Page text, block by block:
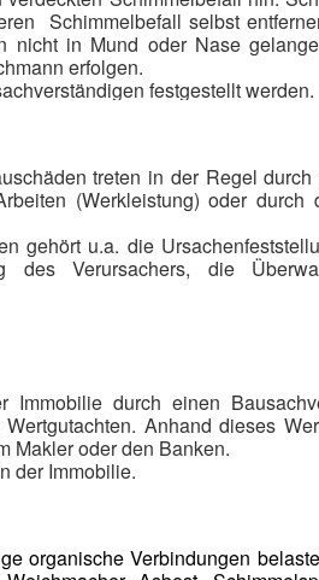
treten in der Regel durch
(Werkleistung) oder durch
gehört u.a. die
des Verursachers, die
Schimmelbefall selbst
nicht in Mund oder Nase
erfolgen.
festgestellt werden.
durch einen
Anhand dieses
Makler oder den Banken.
der Immobilie.
organische Verbindungen